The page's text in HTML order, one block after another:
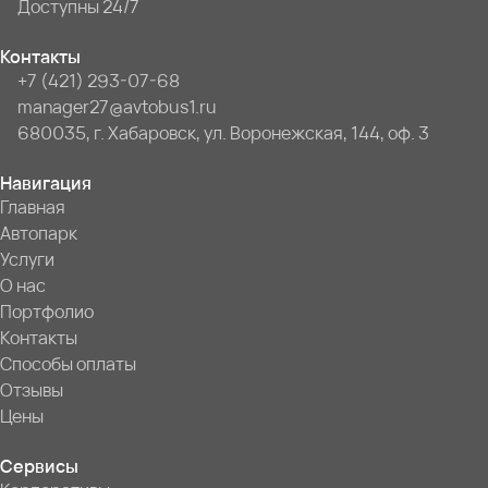
Доступны 24/7
Контакты
+7 (421) 293-07-68
manager27@avtobus1.ru
680035, г. Хабаровск, ул. Воронежская, 144, оф. 3
Навигация
Главная
Автопарк
Услуги
О нас
Портфолио
Контакты
Способы оплаты
Отзывы
Цены
Сервисы